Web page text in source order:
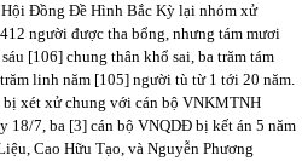
Đồng Đề Hình Bắc Kỳ lại nhóm xử
người được tha bổng, nhưng tám mươi
[106] chung thân khổ sai, ba trăm tám
linh năm [105] người tù từ 1 tới 20 năm.
xét xử chung với cán bộ VNKMTNH
18/7, ba [3] cán bộ VNQDĐ bị kết án 5 năm
Cao Hữu Tạo, và Nguyễn Phương